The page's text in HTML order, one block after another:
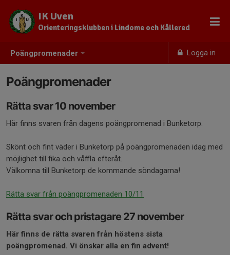
Poängpromenader Logga in
IK Uven
Orienteringsklubben i Lindome och Kållered
Poängpromenader
Rätta svar 10 november
Här finns svaren från dagens poängpromenad i Bunketorp.
Skönt och fint väder i Bunketorp på poängpromenaden idag med
möjlighet till fika och våffla efteråt.
Välkomna till Bunketorp de kommande söndagarna!
Rätta svar från poängpromenaden 10/11
Rätta svar och pristagare 27 november
Här finns de rätta svaren från höstens sista
poängpromenad. Vi önskar alla en fin advent!